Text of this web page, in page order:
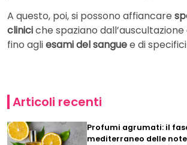
A questo, poi, si possono affiancare
cliniciche spaziano dall’auscultazione
fino agliesami del sanguee di
Articoli recenti
Profumi agrumati: il
mediterraneo delle